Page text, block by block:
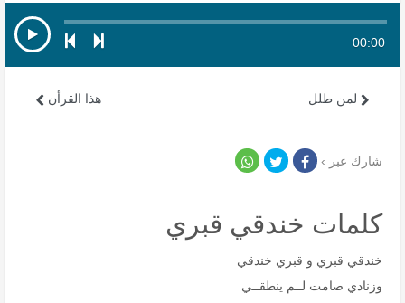
00:00
هذا القرأن لمن طلل
شارك عبر ›
كلمات خندقي قبري
خندقي قبري و قبري خندقي
وزنادي صامت لــم ينطقــي